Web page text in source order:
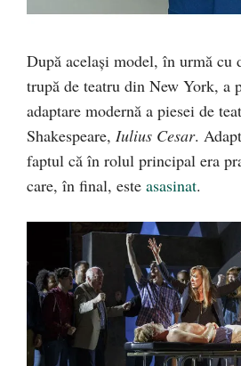
După același model, în urmă cu
trupă de teatru din New York, a
adaptare modernă a piesei de
Shakespeare, Iulius Cesar.
faptul că în rolul principal era
care, în final, este asasinat.